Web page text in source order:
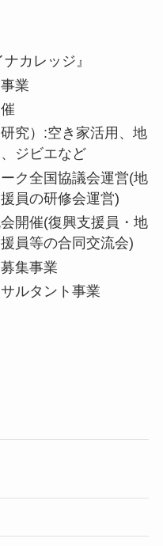
カレッジ』
業
究）:空き家活用、地
ジビエなど
ク全国協議会運営(地
員の研修会運営)
開催(復興支援員・地
員等の合同交流会)
集事業
ルタント事業